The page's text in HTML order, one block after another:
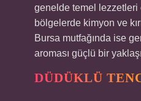
genelde temel lezzetleri
bölgelerde kimyon ve
Bursa mutfağında ise
aroması güçlü bir
DÜDÜKLÜ